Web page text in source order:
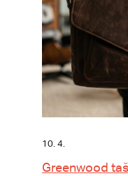
10. 4.
Greenwood